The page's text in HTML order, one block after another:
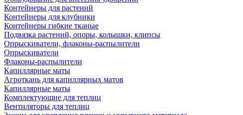
Контейнеры для растений
Контейнеры для клубники
Контейнеры гибкие тканые
Подвязка растений, опоры, колышки, клипсы
Опрыскиватели, флаконы-распылители
Опрыскиватели
Флаконы-распылители
Капиллярные маты
Агроткань для капиллярных матов
Капиллярные маты
Комплектующие для теплиц
Вентиляторы для теплиц